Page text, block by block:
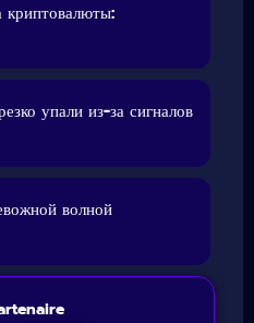
криптовалюты:
упали из-за сигналов
волной